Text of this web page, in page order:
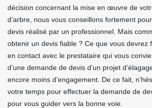
décision concernant la mise en œuvre de
d’arbre, nous vous conseillons fortement
devis réalisé par un professionnel. Mais
obtenir un devis fiable ? Ce que vous devrez
en contact avec le prestataire qui vous
d’une demande de devis d’un projet
encore moins d’engagement. De ce fait,
votre temps pour effectuer la demande de
pour vous guider vers la bonne voie.